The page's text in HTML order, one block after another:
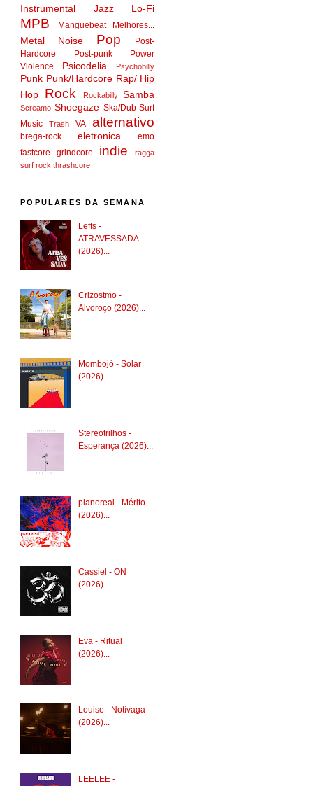
Instrumental Jazz Lo-Fi
MPB Manguebeat Melhores...
Metal Noise Pop
Post-
Hardcore
Post-punk
Power
Violence
Psicodelia Psychobilly
Punk Punk/Hardcore Rap/ Hip
Hop
Rock Rockabilly Samba
Screamo Shoegaze Ska/Dub Surf
Music
Trash VA alternativo
brega-rock eletronica
emo
fastcore
grindcore indie
ragga
surf rock thrashcore
POPULARES DA SEMANA
Leffs -
ATRAVESSADA
(2026)...
Crizostmo -
Alvoroço (2026)...
Mombojó - Solar
(2026)...
Stereotrilhos -
Esperança (2026)...
planoreal - Mérito
(2026)...
Cassiel - ON
(2026)...
Eva - Ritual
(2026)...
Louise - Notívaga
(2026)...
LEELEE -